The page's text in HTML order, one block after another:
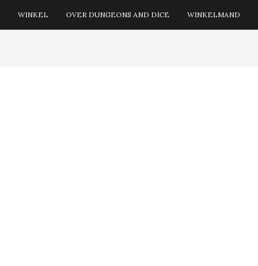
WINKEL OVER DUNGEONS AND DICE WINKELMAND